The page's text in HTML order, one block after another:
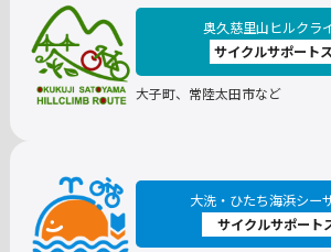
奥久慈里山ヒルクラ
サイクルサポート
大子町、常陸太田市など
大洗・ひたち海浜シー
サイクルサポート